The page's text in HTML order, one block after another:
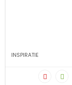
INSPIRATIE